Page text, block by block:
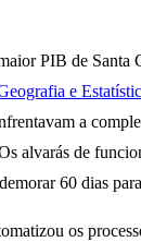
PIB de Santa
e
a
alvarás de
60 dias
os